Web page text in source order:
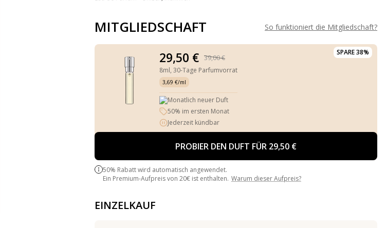
MITGLIEDSCHAFT So funktioniert die Mitgliedschaft?
SPARE 38%
29,50 €
39,00 €
8ml, 30-Tage Parfumvorrat
3,69 €/ml
Monatlich neuer Duft
50% im ersten Monat
Jederzeit kündbar
PROBIER DEN DUFT FÜR 29,50 €
50% Rabatt wird automatisch angewendet.
Ein Premium-Aufpreis von 20€ ist enthalten. Warum dieser Aufpreis?
EINZELKAUF